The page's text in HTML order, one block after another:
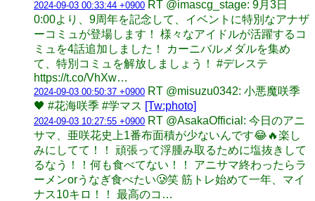
2024-09-03 00:33:44 +0900 RT @imascg_stage: 9月3日
0:00より、9周年を記念して、イベントに特別なアナザ
ーコミュが登場します！ 様々なアイドルが活躍するコ
ミュを4話追加しました！ カーニバルメダルを集め
て、特別コミュを解放しましょう！ #デレステ
https://t.co/VhXw…
2024-09-03 00:50:37 +0900 RT @misuzu0342: 小悪魔咲季
🖤 #花海咲季 #学マス [Tw:photo]
2024-09-03 10:27:55 +0900 RT @AsakaOfficial: 今日のアニ
サマ、亜咲花史上1番布面積が少ないんです😂🔥楽し
みにしてて！！ 頑張って浮腫み取るために塩抜きして
るなう！！何も食べてない！！ アニサマ終わったらラ
ーメンorうなぎ食べたい🥲笑 筋トレ始めて一年、マイ
ナス10キロ！！ 最高のコ…